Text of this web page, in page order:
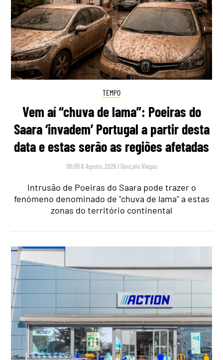
TEMPO
Vem aí “chuva de lama”: Poeiras do
Saara ‘invadem’ Portugal a partir desta
data e estas serão as regiões afetadas
06:00 6 Agosto, 2026 | Gonçalo Viegas
Intrusão de Poeiras do Saara pode trazer o
fenómeno denominado de "chuva de lama" a estas
zonas do território continental